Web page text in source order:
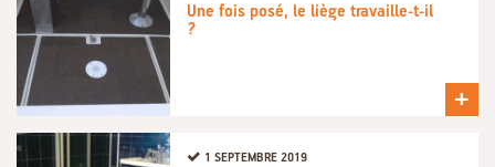
Une fois posé, le liège travaille-t-il
?
+
1 SEPTEMBRE 2019